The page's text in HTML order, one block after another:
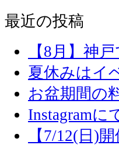
最近の投稿
【8月】神
夏休みはイ
お盆期間の
Instagramに
【7/12(日)